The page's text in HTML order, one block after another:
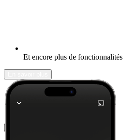
Et encore plus de fonctionnalités